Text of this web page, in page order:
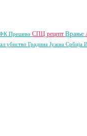
Прешево СПЦ рецепт Врање
убиство Градина Јужна Србија